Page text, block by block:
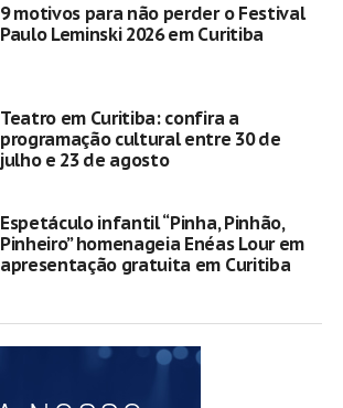
9 motivos para não perder o Festival
Paulo Leminski 2026 em Curitiba
Teatro em Curitiba: confira a
programação cultural entre 30 de
julho e 23 de agosto
Espetáculo infantil “Pinha, Pinhão,
Pinheiro” homenageia Enéas Lour em
apresentação gratuita em Curitiba